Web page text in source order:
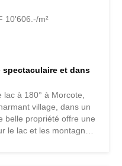
10'606.-/m²
spectaculaire et dans
à 180° à Morcote,
village, dans un
belle propriété offre une
le lac et les montagnes